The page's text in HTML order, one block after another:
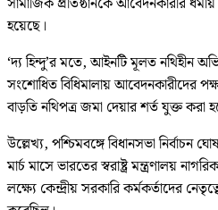
হয়েছে।
‘দ্য হিন্দু’র মতে, আইনটি মূলত নথিহীন
সংশোধিত বিধিমালায় আবেদনকারীদের
বাড়তি নথিপত্র জমা দেয়ার শর্ত যুক্ত করা
উল্লেখ্য, পশ্চিমবঙ্গে বিধানসভা
মার্চ মাসে ভারতের স্বরাষ্ট্র মন্ত্রণালয়
লক্ষ্যে কেন্দ্রীয় সরকারি কর্মকর্তাদের